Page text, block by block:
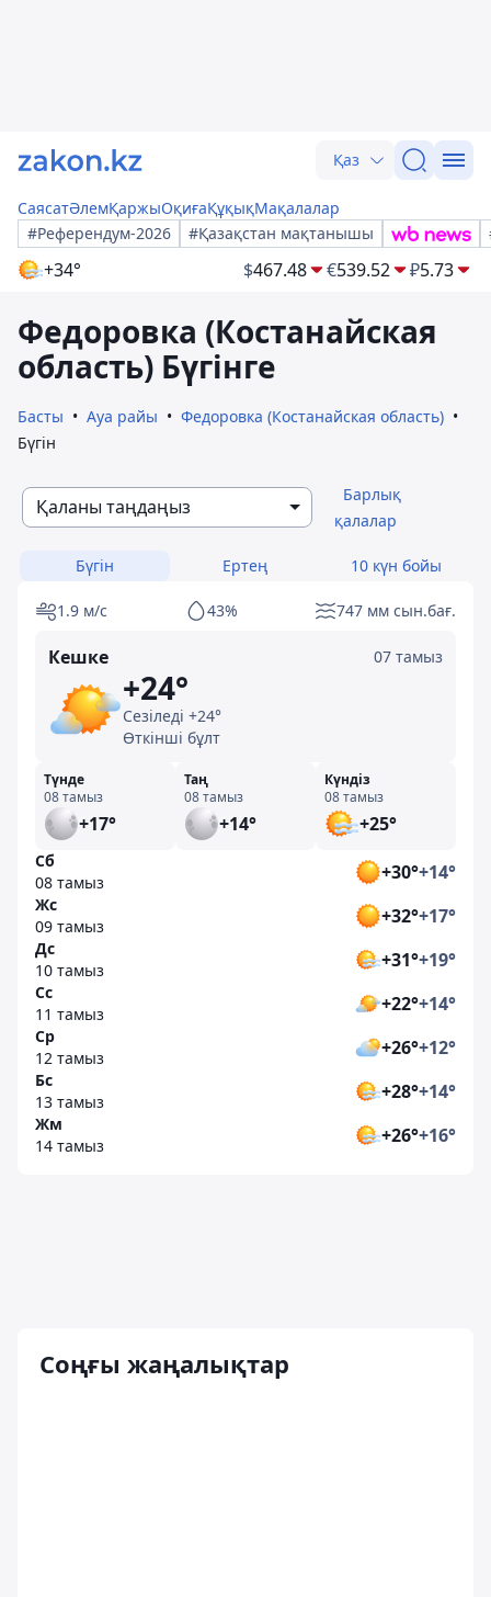
Қаз
СаясатӘлемҚаржыОқиғаҚұқықМақалалар
#Референдум-2026
#Қазақстан мақтанышы
+34° $467.48 €539.52 ₽5.73
Федоровка (Костанайская
область) Бүгінге
Басты Ауа райы
Федоровка (Костанайская область)
Бүгін
Қаланы таңдаңыз
Барлық
қалалар
Бүгін Ертең 10 күн бойы
1.9 м/с 43% 747 мм сын.бағ.
Кешке 07 тамыз
+24°
Сезіледі +24°
Өткінші бұлт
Түнде
08 тамыз
+17°
Таң
08 тамыз
+14°
Күндіз
08 тамыз
+25°
Сб
08 тамыз
+30°+14°
Жс
09 тамыз
+32°+17°
Дс
10 тамыз
+31°+19°
Сс
11 тамыз
+22°+14°
Ср
12 тамыз
+26°+12°
Бс
13 тамыз
+28°+14°
Жм
14 тамыз
+26°+16°
Соңғы жаңалықтар